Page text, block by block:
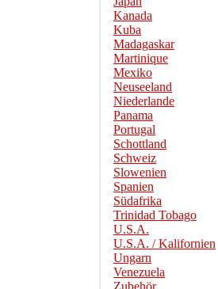
Kanada
Kuba
Madagaskar
Martinique
Mexiko
Neuseeland
Niederlande
Panama
Portugal
Schottland
Schweiz
Slowenien
Spanien
Südafrika
Trinidad Tobago
U.S.A.
U.S.A. / Kalifornien
Ungarn
Venezuela
Zubehör